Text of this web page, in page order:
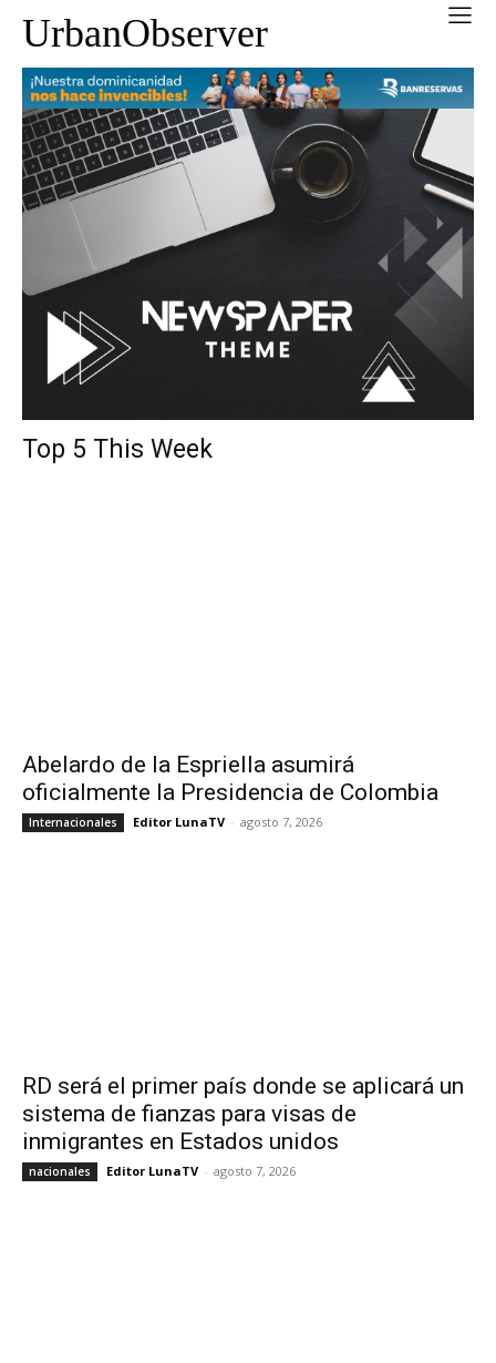
UrbanObserver
Top 5 This Week
Abelardo de la Espriella asumirá
oficialmente la Presidencia de Colombia
Internacionales Editor LunaTV - agosto 7, 2026
RD será el primer país donde se aplicará un
sistema de fianzas para visas de
inmigrantes en Estados unidos
nacionales Editor LunaTV - agosto 7, 2026